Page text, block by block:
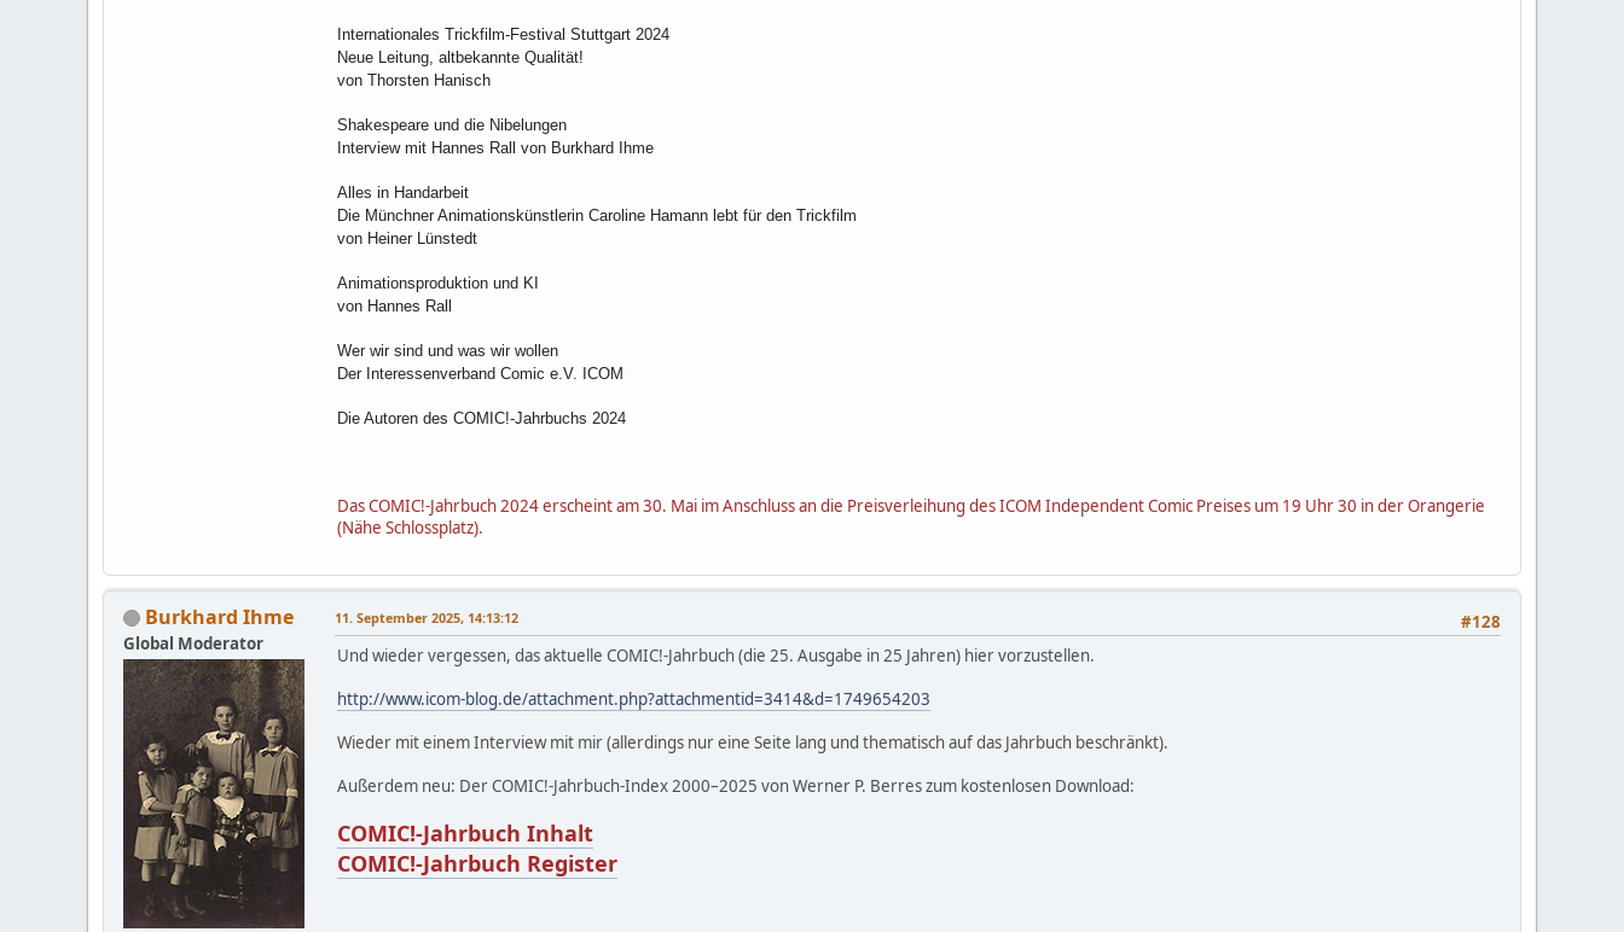
Internationales Trickfilm-Festival Stuttgart 2024
Neue Leitung, altbekannte Qualität!
von Thorsten Hanisch
Shakespeare und die Nibelungen
Interview mit Hannes Rall von Burkhard Ihme
Alles in Handarbeit
Die Münchner Animationskünstlerin Caroline Hamann lebt für den Trickfilm
von Heiner Lünstedt
Animationsproduktion und KI
von Hannes Rall
Wer wir sind und was wir wollen
Der Interessenverband Comic e.V. ICOM
Die Autoren des COMIC!-Jahrbuchs 2024
Das COMIC!-Jahrbuch 2024 erscheint am 30. Mai im Anschluss an die Preisverleihung des ICOM Independent Comic Preises um 19 Uhr 30 in der Orangerie
(Nähe Schlossplatz).
Burkhard Ihme
Global Moderator
#128
11. September 2025, 14:13:12
Und wieder vergessen, das aktuelle COMIC!-Jahrbuch (die 25. Ausgabe in 25 Jahren) hier vorzustellen.
http://www.icom-blog.de/attachment.php?attachmentid=3414&d=1749654203
Wieder mit einem Interview mit mir (allerdings nur eine Seite lang und thematisch auf das Jahrbuch beschränkt).
Außerdem neu: Der COMIC!-Jahrbuch-Index 2000–2025 von Werner P. Berres zum kostenlosen Download:
COMIC!-Jahrbuch Inhalt
COMIC!-Jahrbuch Register